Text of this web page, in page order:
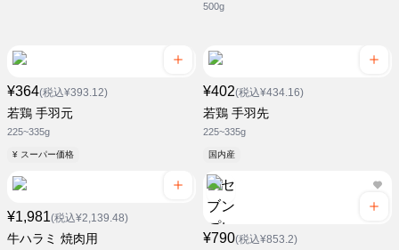
500g
¥364(税込¥393.12)
若鶏 手羽元
225~335g
¥ スーパー価格
¥402(税込¥434.16)
若鶏 手羽先
225~335g
国内産
¥1,981(税込¥2,139.48)
牛ハラミ 焼肉用 ¥790(税込¥853.2)